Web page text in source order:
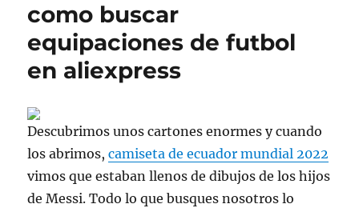
como buscar
equipaciones de futbol
en aliexpress
Descubrimos unos cartones enormes y cuando
los abrimos,camiseta de ecuador mundial 2022
vimos que estaban llenos de dibujos de los hijos
de Messi. Todo lo que busques nosotros lo